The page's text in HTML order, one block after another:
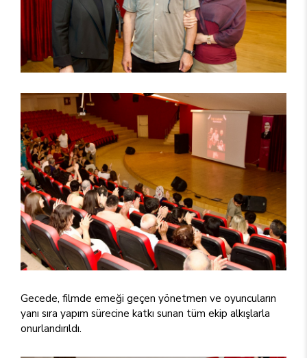
Gecede, filmde emeği geçen yönetmen ve oyuncuların
yanı sıra yapım sürecine katkı sunan tüm ekip alkışlarla
onurlandırıldı.